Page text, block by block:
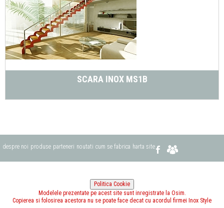
SCARA INOX MS1B
despre noi produse parteneri noutati cum se fabrica harta site
Modelele prezentate pe acest site sunt inregistrate la Osim.
Copierea si folosirea acestora nu se poate face decat cu acordul firmei Inox Style